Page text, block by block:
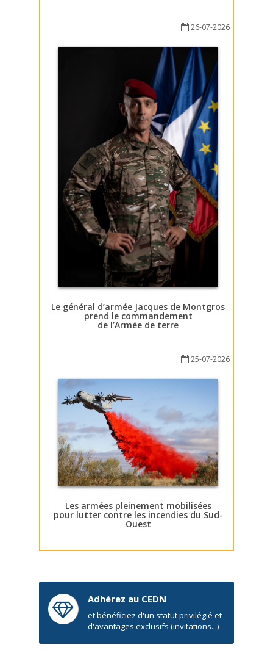
26-07-2026
Le général d’armée Jacques de Montgros
prend le commandement
de l’Armée de terre
25-07-2026
Les armées pleinement mobilisées
pour lutter contre les incendies du Sud-
Ouest
Adhérez au CEDN
et bénéficiez d'un statut privilégié et
d'avantages exclusifs (invitations...)